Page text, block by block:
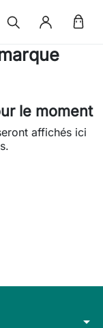
le moment
affichés ici
arrow_drop_down